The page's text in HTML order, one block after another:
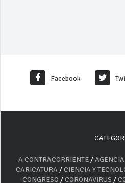
Facebook
A CONTRACORRIENTE/
CARICATURA /CIENCIA Y
CONGRESO /CORONAVIRUS /